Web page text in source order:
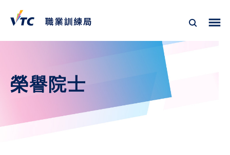
榮譽院士